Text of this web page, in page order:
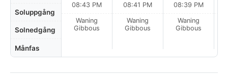
Soluppgång
Solnedgång
Månfas
08:43 PM
Waning
Gibbous
08:41 PM
Waning
Gibbous
08:39 PM
Waning
Gibbous